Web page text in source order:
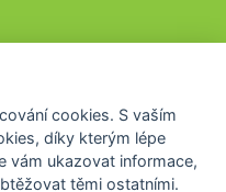
cookies. S vaším
díky kterým lépe
vám ukazovat informace,
těmi ostatními.